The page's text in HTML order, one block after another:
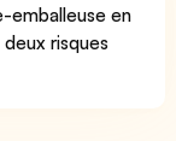
emballeuse en
risques